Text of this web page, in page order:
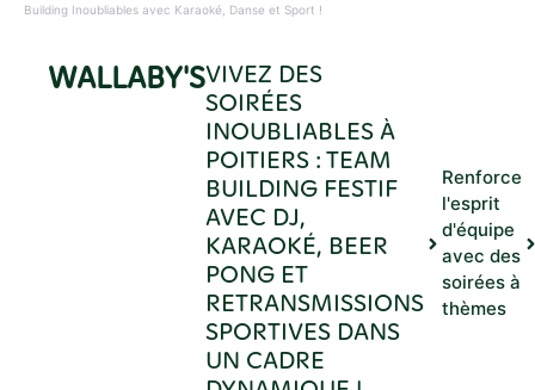
Building Inoubliables avec Karaoké, Danse et Sport !
WALLABY'SVIVEZ DES
SOIRÉES
INOUBLIABLES À
POITIERS : TEAM
BUILDING FESTIF
AVEC DJ,
KARAOKÉ, BEER
PONG ET
RETRANSMISSIONS
SPORTIVES DANS
UN CADRE
Renforce
l'esprit
d'équipe
avec des
soirées à
thèmes